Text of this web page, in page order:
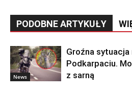
PODOBNE ARTYKUŁY
News
Groźna sytuacja
Podkarpaciu.
z sarną